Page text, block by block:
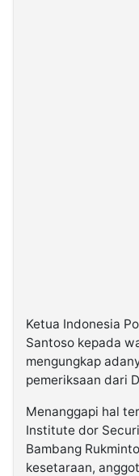
Ketua Indonesia
Santoso kepada
mengungkap
pemeriksaan dari
Menanggapi hal
Institute dor
Bambang
kesetaraan,